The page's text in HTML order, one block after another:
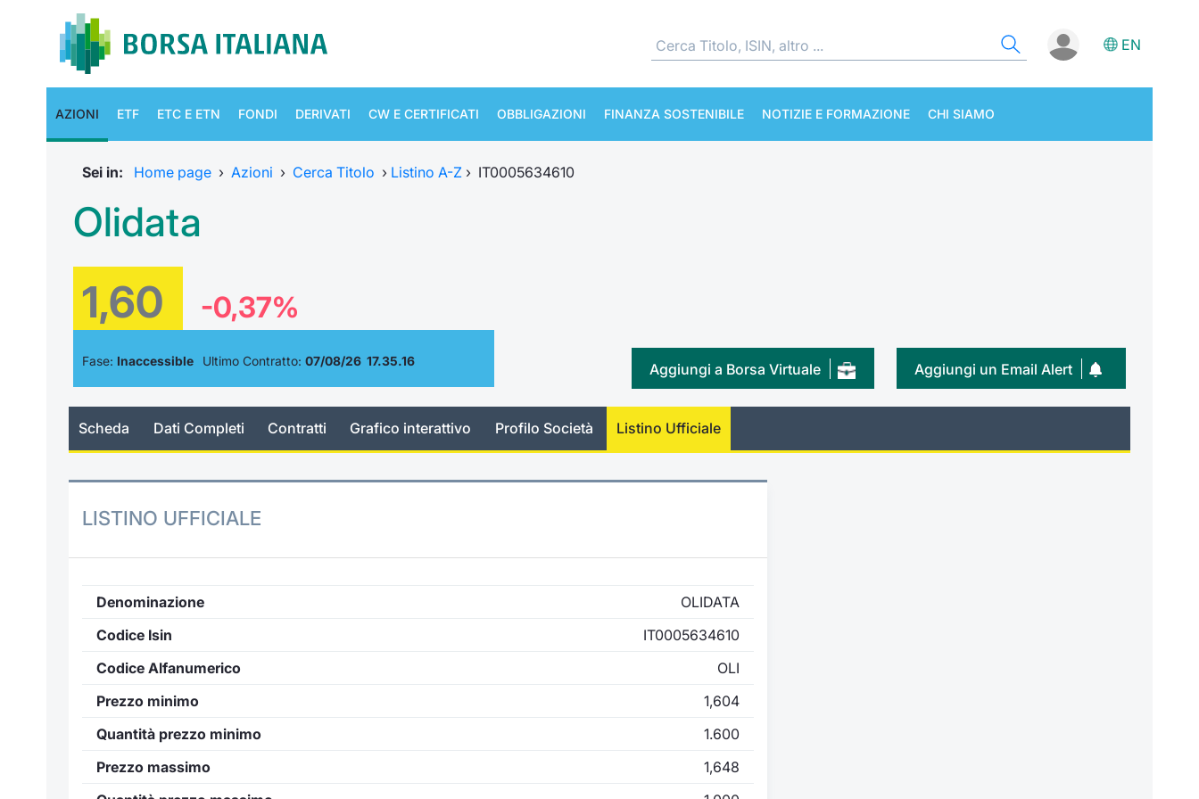
EN
AZIONI ETF ETC E ETN FONDI DERIVATI CW E CERTIFICATI OBBLIGAZIONI FINANZA SOSTENIBILE NOTIZIE E FORMAZIONE CHI SIAMO
Sei in: Home page › Azioni › Cerca Titolo › Listino A-Z › IT0005634610
Olidata
1,60 -0,37%
Fase: Inaccessible Ultimo Contratto: 07/08/26 17.35.16 Aggiungi un Email Alert
Aggiungi a Borsa Virtuale
Scheda Dati Completi Contratti Grafico interattivo Profilo Società Listino Ufficiale
LISTINO UFFICIALE
Denominazione
OLIDATA
Codice Isin
IT0005634610
Codice Alfanumerico
OLI
Prezzo minimo
1,604
Quantità prezzo minimo
1.600
Prezzo massimo
1,648